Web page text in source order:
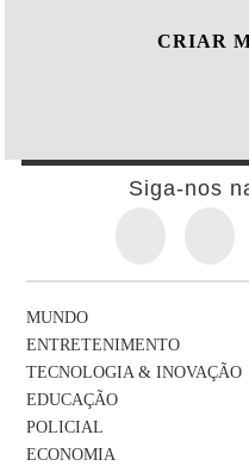
CRIAR
Siga-nos
MUNDO
ENTRETENIMENTO
TECNOLOGIA & INOVAÇÃO
EDUCAÇÃO
POLICIAL
ECONOMIA